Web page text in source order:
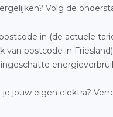
Volg de
in (de actuele
van postcode in
je jouw eigen elektra?